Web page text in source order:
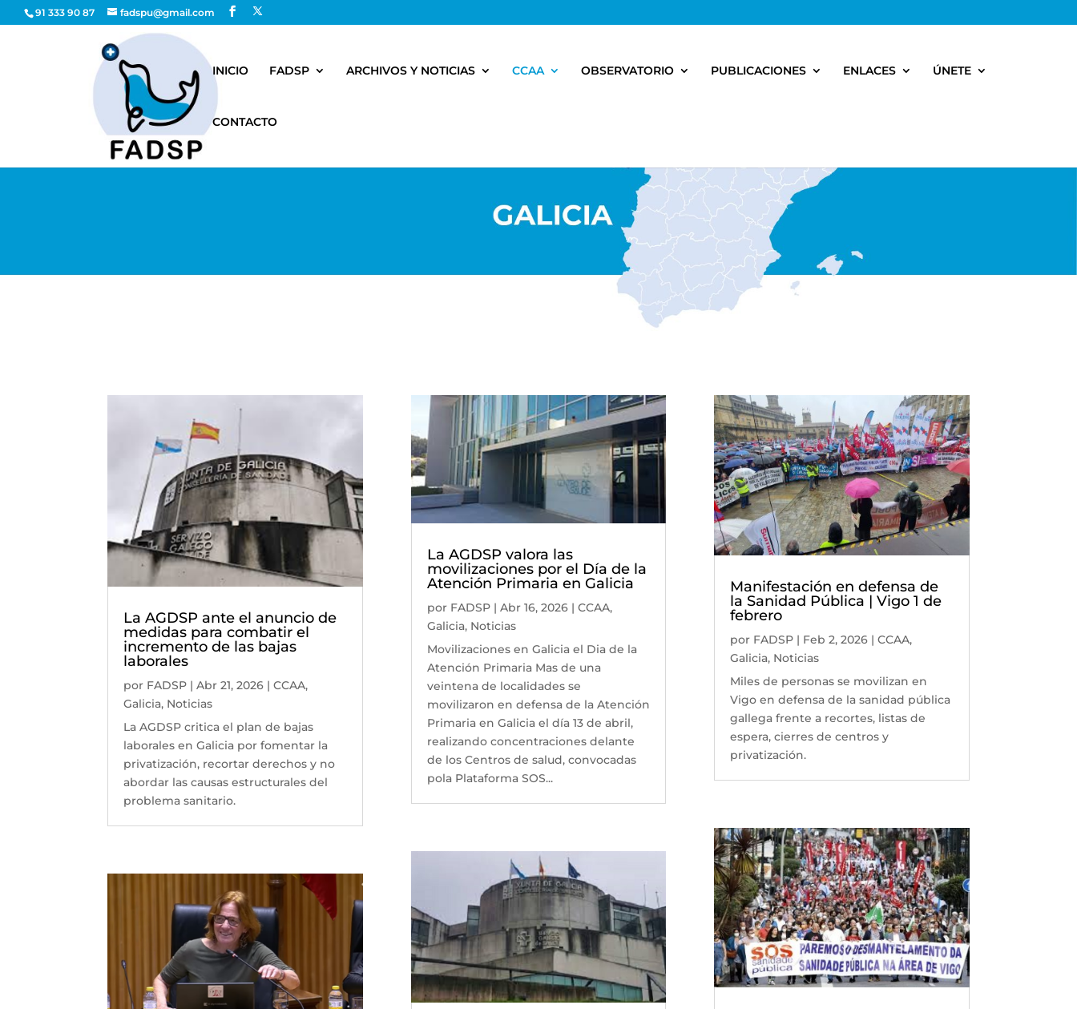
91 333 90 87 fadspu@gmail.com
INICIO FADSP ARCHIVOS Y NOTICIAS CCAA OBSERVATORIO PUBLICACIONES ENLACES ÚNETE
CONTACTO
La AGDSP ante el anuncio de
medidas para combatir el
incremento de las bajas
laborales
por FADSP |Abr 21, 2026 |CCAA,
Galicia, Noticias
La AGDSP critica el plan de bajas
laborales en Galicia por fomentar la
privatización, recortar derechos y no
abordar las causas estructurales del
problema sanitario.
La AGDSP valora las
movilizaciones por el Día de la
Atención Primaria en Galicia
por FADSP| Abr 16, 2026| CCAA,
Galicia, Noticias
Movilizaciones en Galicia el Dia de la
Atención Primaria Mas de una
veintena de localidades se
movilizaron en defensa de la Atención
Primaria en Galicia el día 13 de abril,
realizando concentraciones delante
de los Centros de salud, convocadas
pola Plataforma SOS...
Manifestación en defensa de
la Sanidad Pública | Vigo 1 de
febrero
por FADSP| Feb 2, 2026| CCAA,
Galicia, Noticias
Miles de personas se movilizan en
Vigo en defensa de la sanidad pública
gallega frente a recortes, listas de
espera, cierres de centros y
privatización.